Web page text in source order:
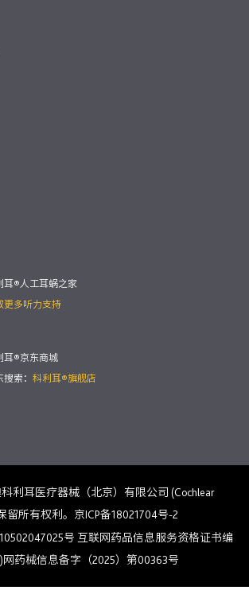
耳®人工耳蜗之家
更多听力支持
耳®京东商城
搜索： 科利耳®旗舰店
利耳医疗器械（北京）有限公司 (Cochlear
留所有权利。京ICP备18021704号-2
号 互联网药品信息服务资格证书编
网药械信息备字（2025）第00363号